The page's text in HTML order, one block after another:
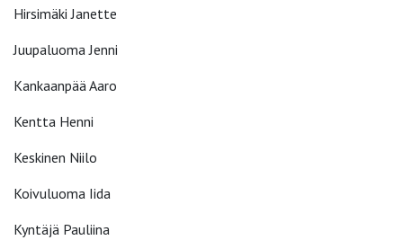
Hirsimäki Janette
Juupaluoma Jenni
Kankaanpää Aaro
Kentta Henni
Keskinen Niilo
Koivuluoma Iida
Kyntäjä Pauliina